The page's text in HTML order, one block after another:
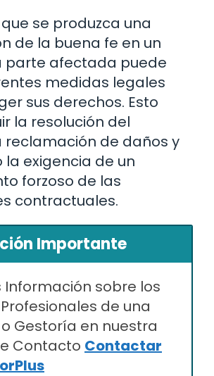
se produzca una
de la buena fe en un
parte afectada puede
medidas legales
sus derechos. Esto
la resolución del
reclamación de daños y
la exigencia de un
forzoso de las
contractuales.
Importante
Información sobre los
de una
Gestoría en nuestra
Contacto Contactar